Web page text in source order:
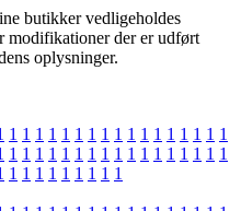
butikker vedligeholdes
der er udført
oplysninger.
1 1 1 1 1 1 1 1 1 1 1 1 1 1 1 1 1
1 1 1 1 1 1 1 1 1 1 1 1 1 1 1 1 1
1 1 1 1 1 1 1 1 1